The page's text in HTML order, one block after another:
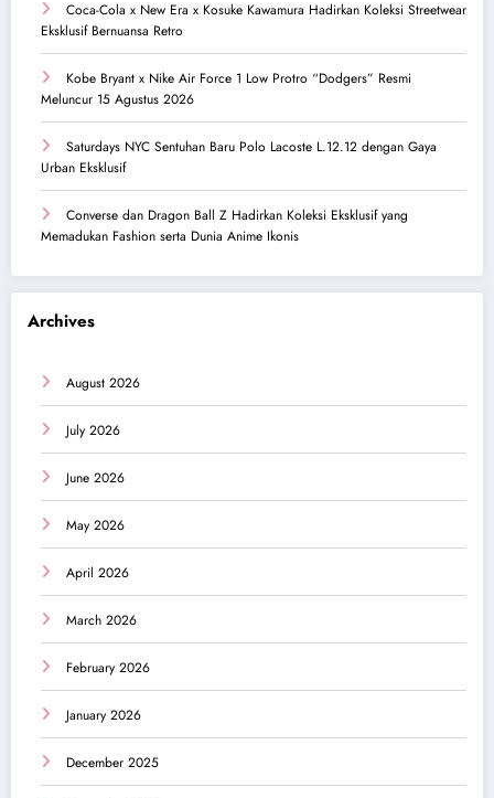
Coca-Cola x New Era x Kosuke Kawamura Hadirkan Koleksi Streetwear
Eksklusif Bernuansa Retro
Kobe Bryant x Nike Air Force 1 Low Protro “Dodgers” Resmi
Meluncur 15 Agustus 2026
Saturdays NYC Sentuhan Baru Polo Lacoste L.12.12 dengan Gaya
Urban Eksklusif
Converse dan Dragon Ball Z Hadirkan Koleksi Eksklusif yang
Memadukan Fashion serta Dunia Anime Ikonis
Archives
August 2026
July 2026
June 2026
May 2026
April 2026
March 2026
February 2026
January 2026
December 2025